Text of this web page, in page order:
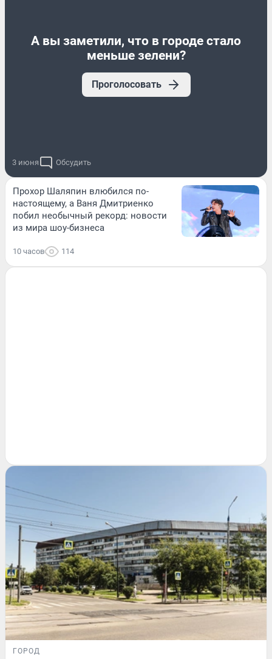
А вы заметили, что в городе стало
меньше зелени?
Проголосовать
3 июня Обсудить
Прохор Шаляпин влюбился по-
настоящему, а Ваня Дмитриенко
побил необычный рекорд: новости
из мира шоу-бизнеса
10 часов 114
ГОРОД